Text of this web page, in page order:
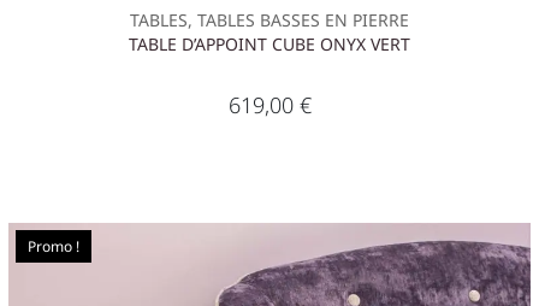
TABLES, TABLES BASSES EN PIERRE
TABLE D’APPOINT CUBE ONYX VERT
619,00 €
Promo !